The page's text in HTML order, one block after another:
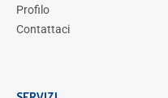
Profilo
Contattaci